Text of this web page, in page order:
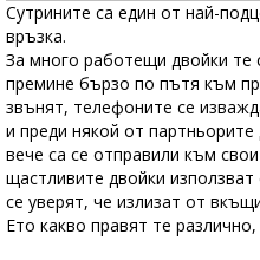
Сутрините са един от най-
връзка.
За много работещи двойки те
премине бързо по пътя към
звънят, телефоните се
и преди някой от
вече са се отправили към
щастливите двойки използват
се уверят, че излизат от
Ето какво правят те